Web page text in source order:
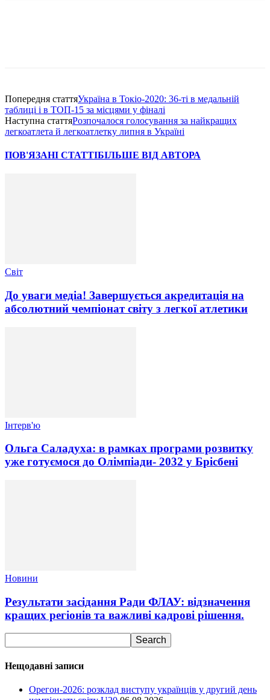
Попередня статтяУкраїна в Токіо-2020: 36-ті в медальній
таблиці і в ТОП-15 за місцями у фіналі
Наступна статтяРозпочалося голосування за найкращих
легкоатлета й легкоатлетку липня в Україні
ПОВ'ЯЗАНІ СТАТТІБІЛЬШЕ ВІД АВТОРА
Світ
До уваги медіа! Завершується акредитація на
абсолютний чемпіонат світу з легкої атлетики
Інтерв'ю
Ольга Саладуха: в рамках програми розвитку
уже готуємося до Олімпіади- 2032 у Брісбені
Новини
Результати засідання Ради ФЛАУ: відзначення
кращих регіонів та важливі кадрові рішення.
Нещодавні записи
Орегон-2026: розклад виступу українців у другий день